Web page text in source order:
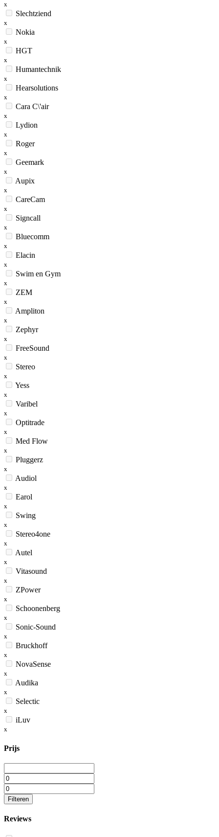
x
Slechtziend
x
Nokia
x
HGT
x
Humantechnik
x
Hearsolutions
x
Cara C\'air
x
Lydion
x
Roger
x
Geemark
x
Aupix
x
CareCam
x
Signcall
x
Bluecomm
x
Elacin
x
Swim en Gym
x
ZEM
x
Ampliton
x
Zephyr
x
FreeSound
x
Stereo
x
Yess
x
Varibel
x
Optitrade
x
Med Flow
x
Pluggerz
x
Audiol
x
Earol
x
Swing
x
Stereo4one
x
Autel
x
Vitasound
x
ZPower
x
Schoonenberg
x
Sonic-Sound
x
Bruckhoff
x
NovaSense
x
Audika
x
Selectic
x
iLuv
x
Prijs
Filteren
Reviews